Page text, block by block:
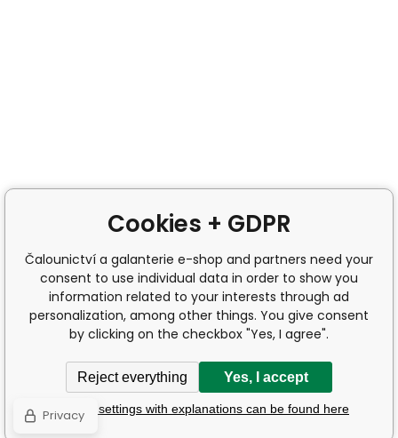
Cookies + GDPR
Čalounictví a galanterie e-shop and partners need your
consent to use individual data in order to show you
information related to your interests through ad
personalization, among other things. You give consent
by clicking on the checkbox "Yes, I agree".
Reject everything Yes, I accept
Detailed settings with explanations can be found here
Privacy